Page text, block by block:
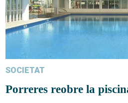
SOCIETAT
Porreres reobre la